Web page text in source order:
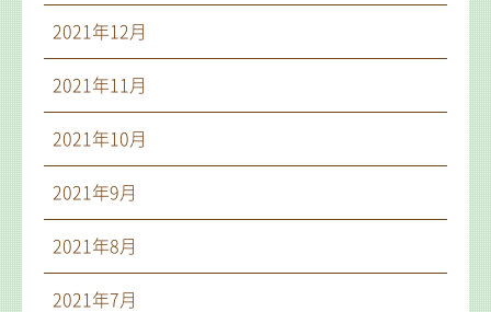
2021年12月
2021年11月
2021年10月
2021年9月
2021年8月
2021年7月